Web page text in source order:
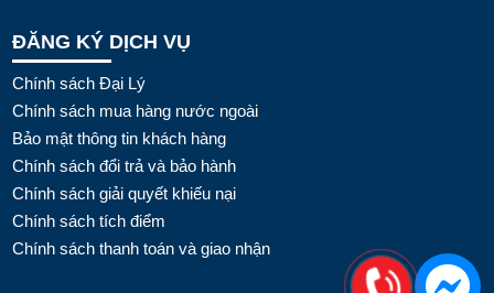
ĐĂNG KÝ DỊCH VỤ
Chính sách Đại Lý
Chính sách mua hàng nước ngoài
Bảo mật thông tin khách hàng
Chính sách đổi trả và bảo hành
Chính sách giải quyết khiếu nại
Chính sách tích điểm
Chính sách thanh toán và giao nhận